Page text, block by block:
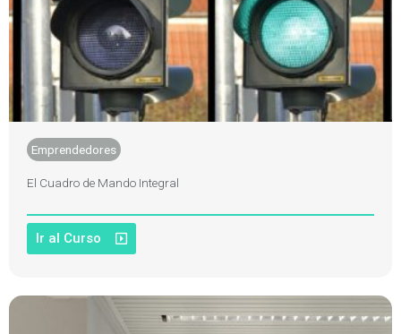
Emprendedores
El Cuadro de Mando Integral
Ir al Curso